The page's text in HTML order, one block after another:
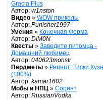
Gracia Plus
Автор: w1nston
Видео » WOW приколы
Автор: Punisher1997
Умения » Конечная Форма
Автор: DIM0N
Квесты » Заведите питомца -
Домашний любимец
Автор: 040623monstr
Пердметы » Рецепт: Тиски
(100%)
Автор: kamar1602
Мобы и НПЦ » Соринт
Автор: RussianVodka